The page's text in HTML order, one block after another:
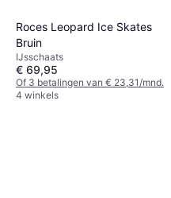
Roces Leopard Ice Skates
Bruin
IJsschaats
€ 69,95
Of 3 betalingen van € 23,31/mnd.
4 winkels